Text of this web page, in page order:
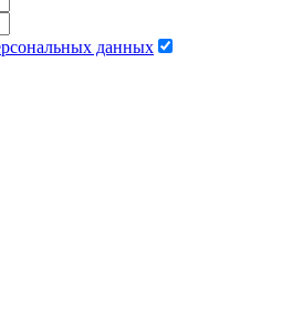
данных